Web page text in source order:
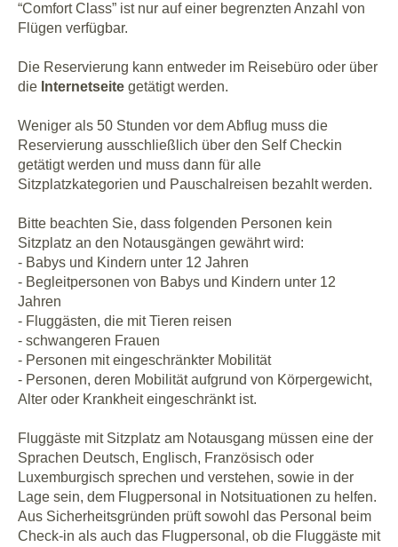
“Comfort Class” ist nur auf einer begrenzten Anzahl von
Flügen verfügbar.
Die Reservierung kann entweder im Reisebüro oder über
die Internetseite getätigt werden.
Weniger als 50 Stunden vor dem Abflug muss die
Reservierung ausschließlich über den Self Checkin
getätigt werden und muss dann für alle
Sitzplatzkategorien und Pauschalreisen bezahlt werden.
Bitte beachten Sie, dass folgenden Personen kein
Sitzplatz an den Notausgängen gewährt wird:
- Babys und Kindern unter 12 Jahren
- Begleitpersonen von Babys und Kindern unter 12
Jahren
- Fluggästen, die mit Tieren reisen
- schwangeren Frauen
- Personen mit eingeschränkter Mobilität
- Personen, deren Mobilität aufgrund von Körpergewicht,
Alter oder Krankheit eingeschränkt ist.
Fluggäste mit Sitzplatz am Notausgang müssen eine der
Sprachen Deutsch, Englisch, Französisch oder
Luxemburgisch sprechen und verstehen, sowie in der
Lage sein, dem Flugpersonal in Notsituationen zu helfen.
Aus Sicherheitsgründen prüft sowohl das Personal beim
Check-in als auch das Flugpersonal, ob die Fluggäste mit